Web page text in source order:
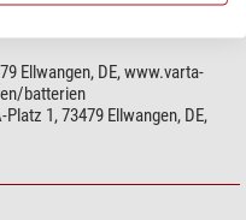
zdrowia.
do nas (proszę nie
zwrócić w najbliższym
zbiórki lub w naszym lokalu).
(zgodnie z §17 BattG)
symbole o
Ellwangen, DE, www.varta-
batterien
Platz 1, 73479 Ellwangen, DE,